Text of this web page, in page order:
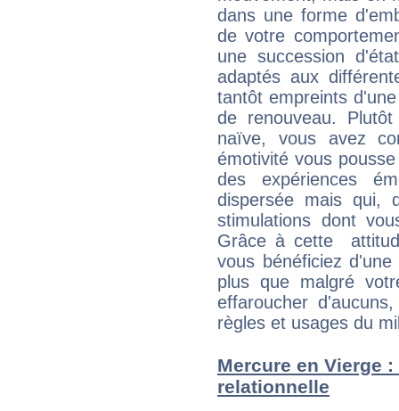
dans une forme
de votre
une succession
adaptés aux
tantôt empreints
de renouveau.
naïve, vous avez
émotivité vous
des expériences
dispersée mais qui,
stimulations dont
Grâce à cette
vous bénéficiez
plus que malgré
effaroucher
règles et usages du
Mercure en Vierge
relationnelle